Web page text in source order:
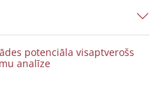
potenciāla visaptverošs
analīze